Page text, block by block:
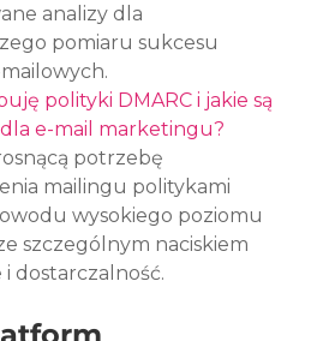
analizy dla
pomiaru sukcesu
polityki DMARC i jakie są
e-mail marketingu?
potrzebę
mailingu politykami
wysokiego poziomu
szczególnym naciskiem
i dostarczalność.